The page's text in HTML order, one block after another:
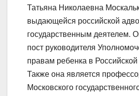
Татьяна Николаевна
выдающейся российской
государственным деятелем.
пост руководителя
правам ребенка в
Также она является
Московского